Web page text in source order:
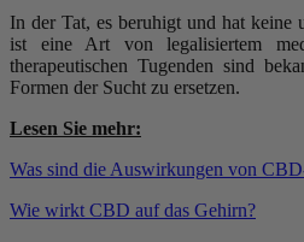
In der Tat, es beruhigt und hat keine
ist eine Art von legalisiertem
therapeutischen Tugenden sind
Formen der Sucht zu ersetzen.
Lesen Sie mehr:
Was sind die Auswirkungen von
Wie wirkt CBD auf das Gehirn?